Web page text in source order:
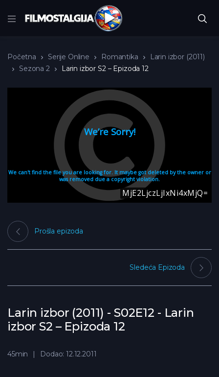
Početna Serije Online Romantika
Larin izbor (2011)
Sezona 2
Larin izbor S2 – Epizoda 12
Larin izbor (2011) - S02E12 - Larin
izbor S2 – Epizoda 12
Prošla epizoda
Sledeća Epizoda
45min Dodao: 12.12.2011